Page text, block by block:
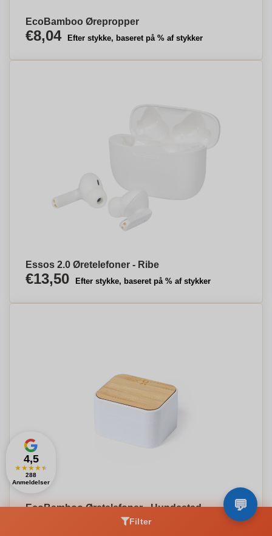
EcoBamboo Ørepropper
€8,04 Efter stykke, baseret på % af stykker
Essos 2.0 Øretelefoner - Ribe
€13,50 Efter stykke, baseret på % af stykker
EcoBamboo Øretelefoner - Hundested
Efter stykke, baseret på % af stykker
Filter
4,5
★★★★★
288
Anmeldelser